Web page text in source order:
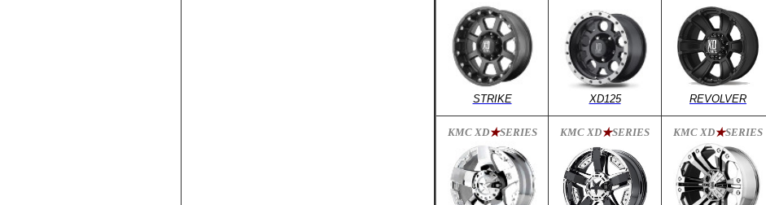
STRIKE XD125 REVOLVER
KMC XD★SERIES KMC XD★SERIES KMC XD★SERIES